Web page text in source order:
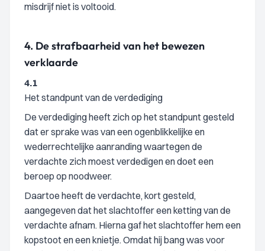
misdrijf niet is voltooid.
4. De strafbaarheid van het bewezen
verklaarde
4.1
Het standpunt van de verdediging
De verdediging heeft zich op het standpunt gesteld
dat er sprake was van een ogenblikkelijke en
wederrechtelijke aanranding waartegen de
verdachte zich moest verdedigen en doet een
beroep op noodweer.
Daartoe heeft de verdachte, kort gesteld,
aangegeven dat het slachtoffer een ketting van de
verdachte afnam. Hierna gaf het slachtoffer hem een
kopstoot en een knietje. Omdat hij bang was voor